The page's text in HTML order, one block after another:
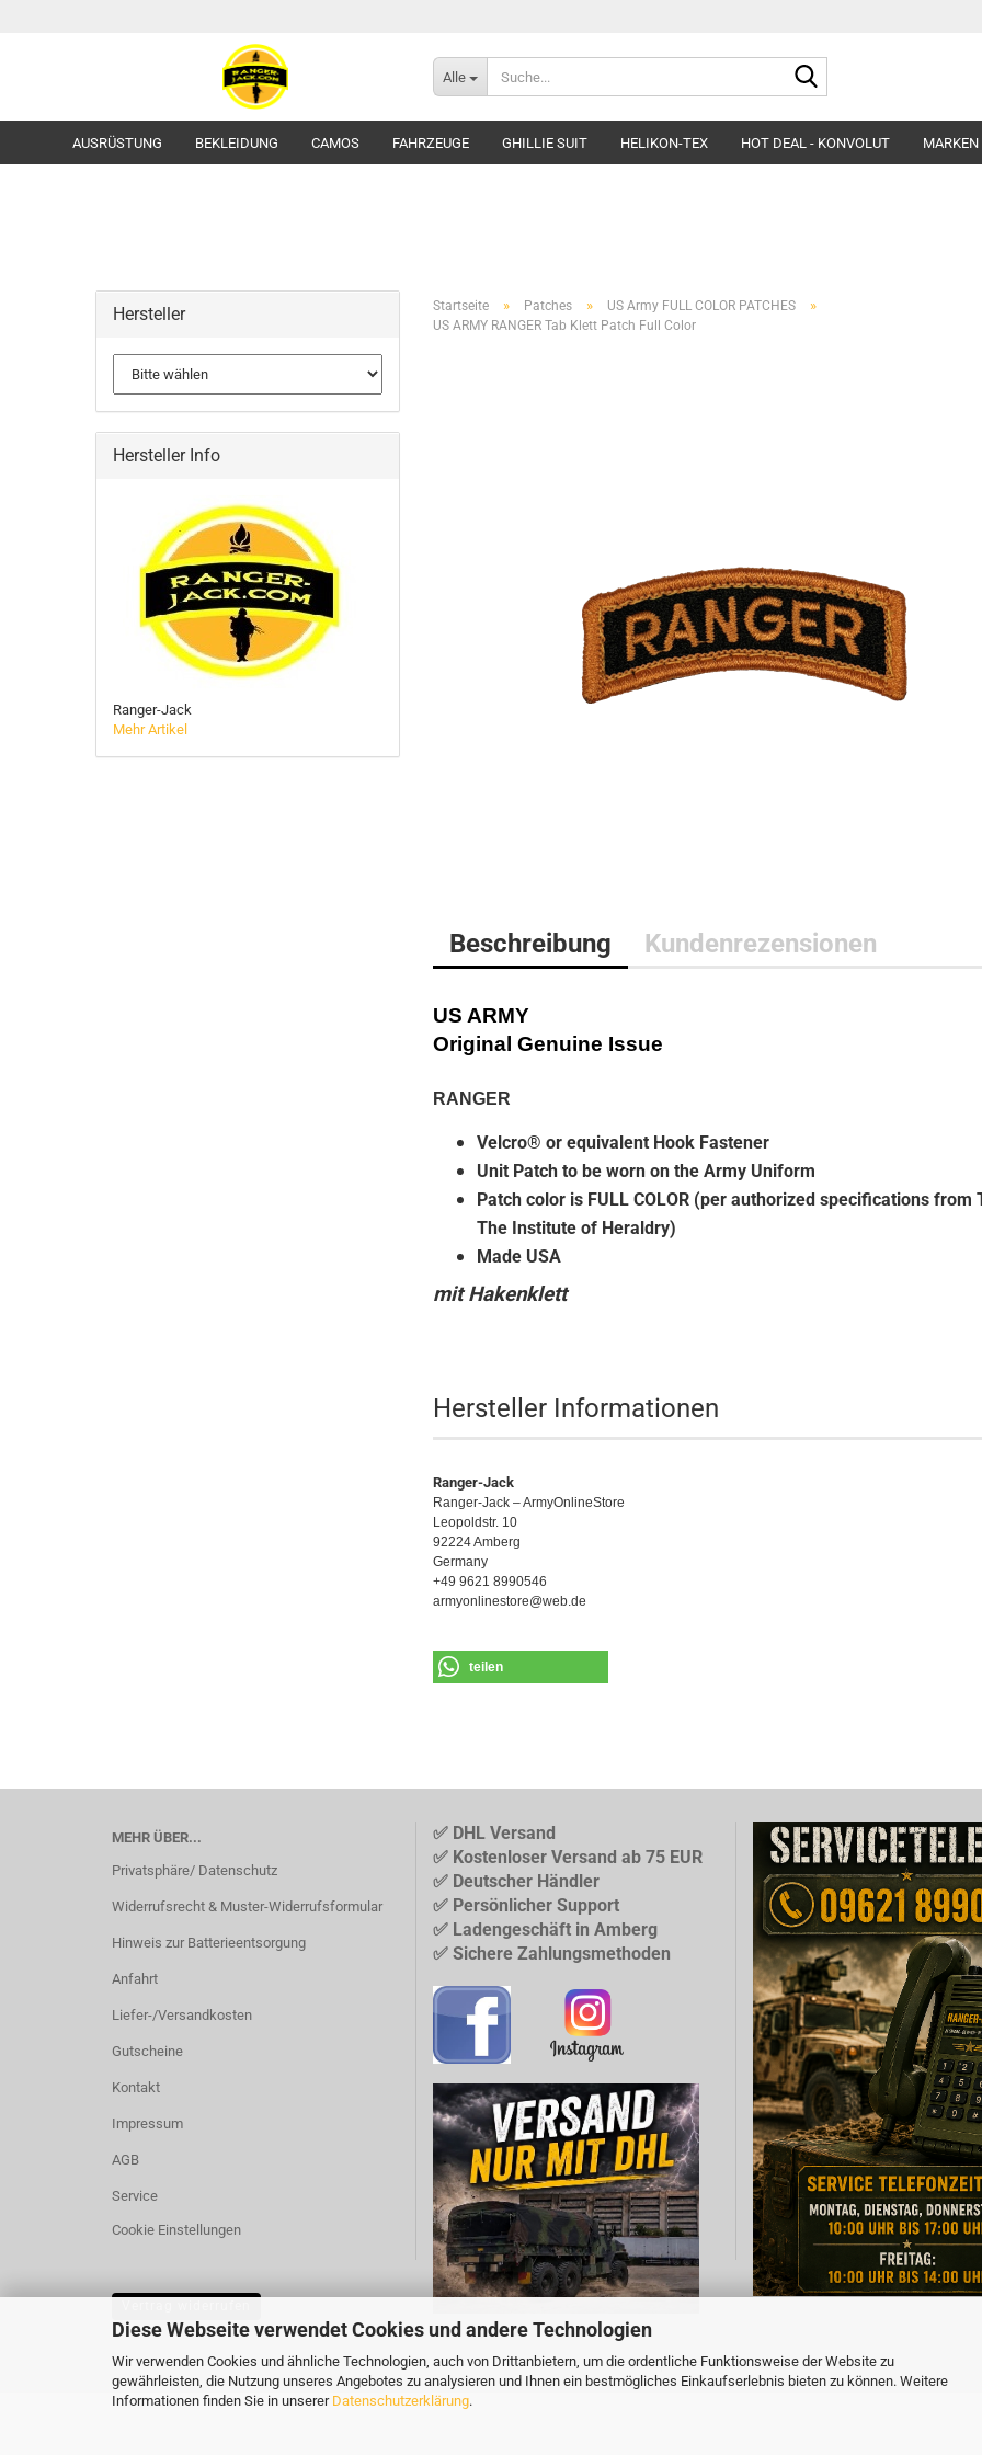
Diese Webseite verwendet Cookies und andere Technologien
Wir verwenden Cookies und ähnliche Technologien, auch von Drittanbietern, um die ordentliche Funktionsweise der Website zu
gewährleisten, die Nutzung unseres Angebotes zu analysieren und Ihnen ein bestmögliches Einkaufserlebnis bieten zu können. Weitere
Informationen finden Sie in unserer Datenschutzerklärung.
Alle
AUSRÜSTUNG BEKLEIDUNG
BELLEVILLE
DANNER Boots
Gummistiefel
HAIX Boots
LOWA
CAMOS
MULTICAM
US Army Abzeichen 2.
FAHRZEUGE GHILLIE SUIT HELIKON-TEX
Morakniv Knives
Medical Line
Morale Line
Outback Line
Patrol Line
Range Line
Pouches
Rucksäcke
Taschen
HOT DEAL - KONVOLUT MARKEN
Startseite » Patches » US Army FULL COLOR PATCHES »
US ARMY RANGER Tab Klett Patch Full Color
Beschreibung Kundenrezensionen
US ARMY
Original Genuine Issue
RANGER
Velcro® or equivalent Hook Fastener
Unit Patch to be worn on the Army Uniform
Patch color is FULL COLOR (per authorized specifications from
The Institute of Heraldry)
Made USA
mit Hakenklett
Hersteller Informationen
Ranger-Jack
Ranger-Jack – ArmyOnlineStore
Leopoldstr. 10
92224 Amberg
Germany
+49 9621 8990546
armyonlinestore@web.de
teilen
Hersteller
Hersteller Info
Ranger-Jack
Mehr Artikel
MEHR ÜBER...
Privatsphäre/ Datenschutz
Widerrufsrecht & Muster-Widerrufsformular
Hinweis zur Batterieentsorgung
Anfahrt
Liefer-/Versandkosten
Gutscheine
Kontakt
Impressum
AGB
Service
Cookie Einstellungen
✅ DHL Versand
✅ Kostenloser Versand ab 75 EUR
✅ Deutscher Händler
✅ Persönlicher Support
✅ Ladengeschäft in Amberg
✅ Sichere Zahlungsmethoden
Webshop erstellenmit Gambio.de © 2026